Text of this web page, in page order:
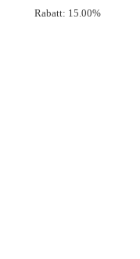
Rabatt: 15.00%